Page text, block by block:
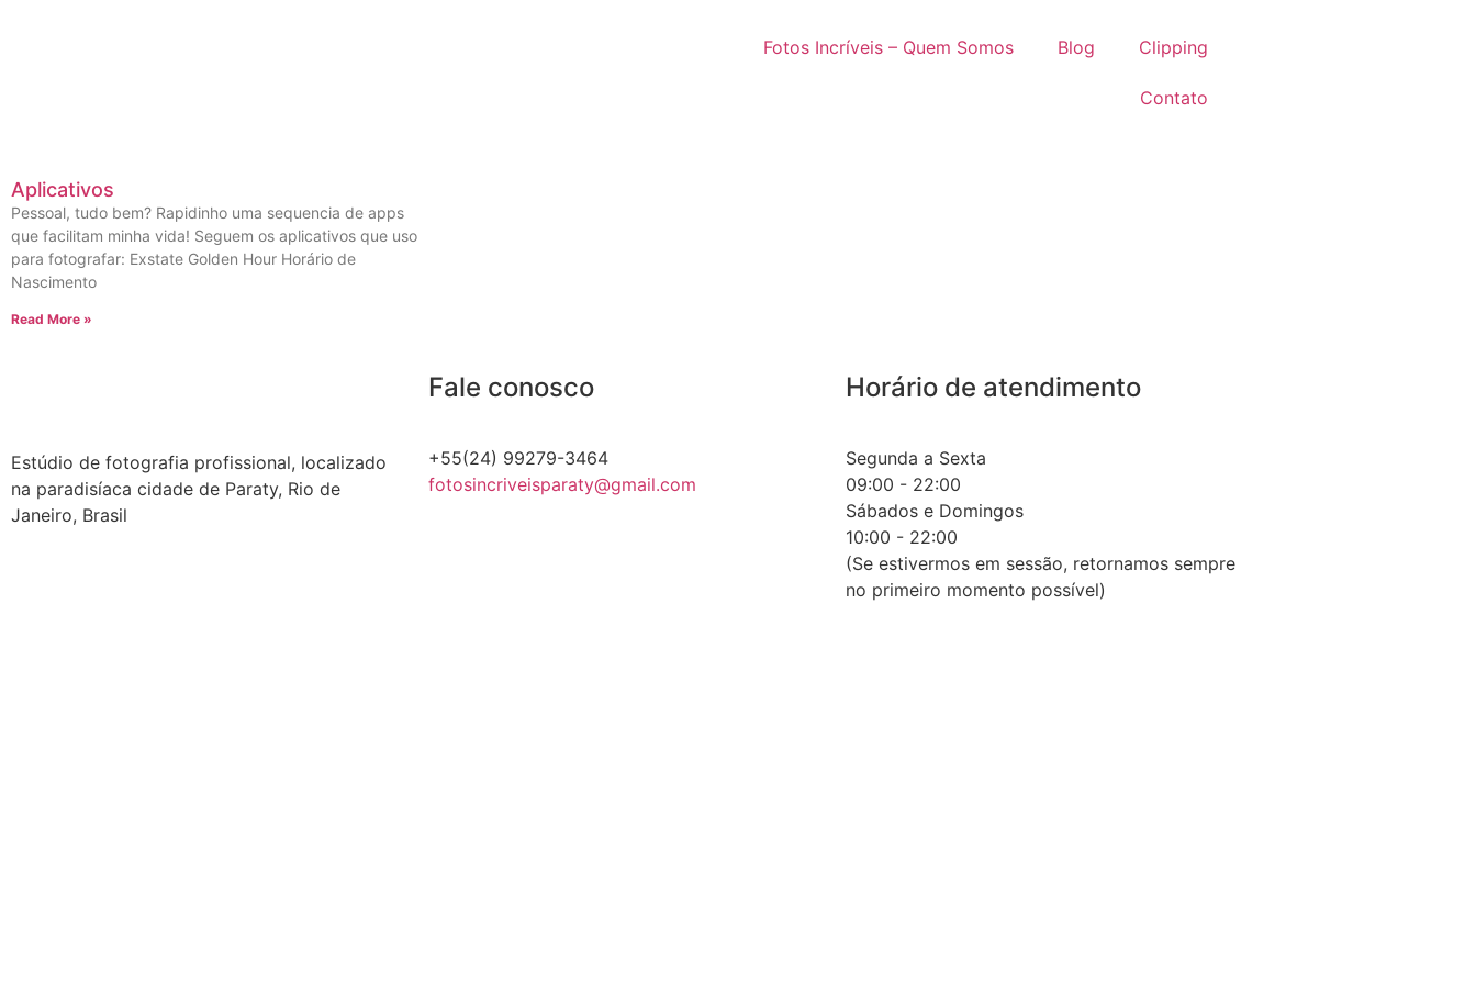
Fotos Incríveis – Quem Somos Blog Clipping
Contato
Aplicativos
Pessoal, tudo bem? Rapidinho uma sequencia de apps
que facilitam minha vida! Seguem os aplicativos que uso
para fotografar: Exstate Golden Hour Horário de
Nascimento
Read More »
Estúdio de fotografia profissional, localizado
na paradisíaca cidade de Paraty, Rio de
Janeiro, Brasil
Fale conosco
+55(24) 99279-3464
fotosincriveisparaty@gmail.com
Horário de atendimento
Segunda a Sexta
09:00 - 22:00
Sábados e Domingos
10:00 - 22:00
(Se estivermos em sessão, retornamos sempre
no primeiro momento possível)